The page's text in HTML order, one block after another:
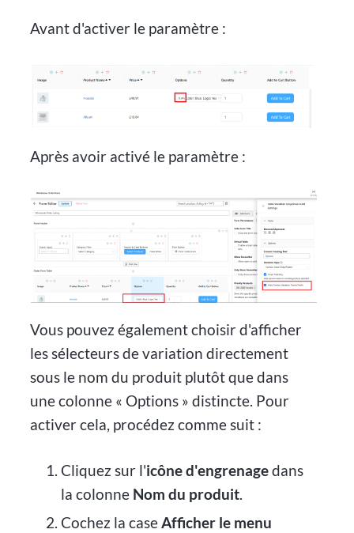
Avant d'activer le paramètre :
Après avoir activé le paramètre :
Vous pouvez également choisir d'afficher
les sélecteurs de variation directement
sous le nom du produit plutôt que dans
une colonne « Options » distincte. Pour
activer cela, procédez comme suit :
Cliquez sur l'icône d'engrenagedans
la colonne Nom du produit.
Cochez la caseAfficher le menu